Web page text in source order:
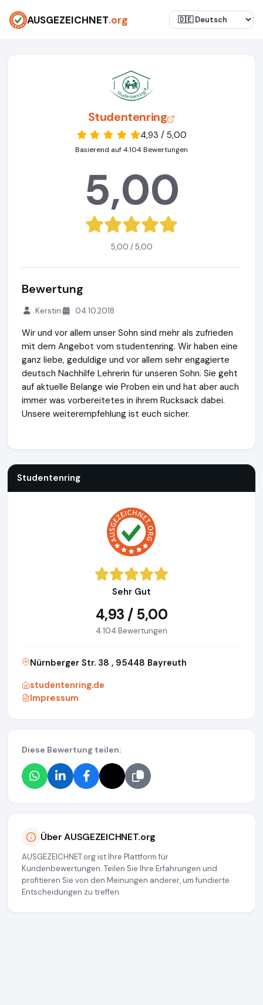
AUSGEZEICHNET.org
Studentenring
4,93 / 5,00
Basierend auf 4.104 Bewertungen
5,00
5,00 / 5,00
Bewertung
Kerstin 04.10.2018
Wir und vor allem unser Sohn sind mehr als zufrieden
mit dem Angebot vom studentenring. Wir haben eine
ganz liebe, geduldige und vor allem sehr engagierte
deutsch Nachhilfe Lehrerin für unseren Sohn. Sie geht
auf aktuelle Belange wie Proben ein und hat aber auch
immer was vorbereitetes in ihrem Rucksack dabei.
Unsere weiterempfehlung ist euch sicher.
Studentenring
Sehr Gut
4,93 / 5,00
4.104 Bewertungen
Nürnberger Str. 38 , 95448 Bayreuth
studentenring.de
Impressum
Diese Bewertung teilen:
Über AUSGEZEICHNET.org
AUSGEZEICHNET.org ist Ihre Plattform für
Kundenbewertungen. Teilen Sie Ihre Erfahrungen und
profitieren Sie von den Meinungen anderer, um fundierte
Entscheidungen zu treffen.